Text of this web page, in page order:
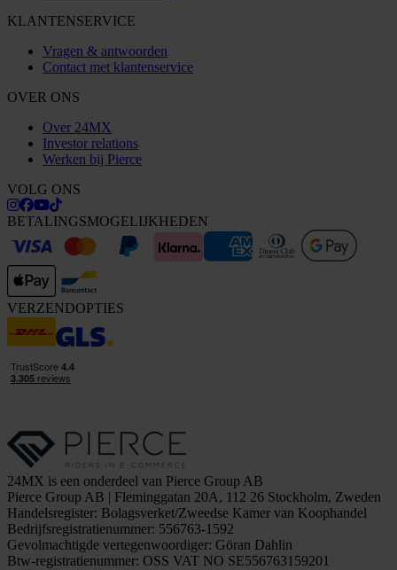
KLANTENSERVICE
Vragen & antwoorden
Contact met klantenservice
OVER ONS
Over 24MX
Investor relations
Werken bij Pierce
VOLG ONS
BETALINGSMOGELIJKHEDEN
VERZENDOPTIES
24MX is een onderdeel van Pierce Group AB
Pierce Group AB | Fleminggatan 20A, 112 26 Stockholm, Zweden
Handelsregister: Bolagsverket/Zweedse Kamer van Koophandel
Bedrijfsregistratienummer: 556763-1592
Gevolmachtigde vertegenwoordiger: Göran Dahlin
Btw-registratienummer: OSS VAT NO SE556763159201